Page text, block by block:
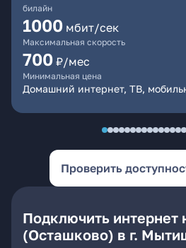
билайн
1000 мбит/сек
Максимальная скорость
700 ₽/мес
Минимальная цена
Домашний интернет, ТВ,
Проверить
Подключить интернет
(Осташково) в г.